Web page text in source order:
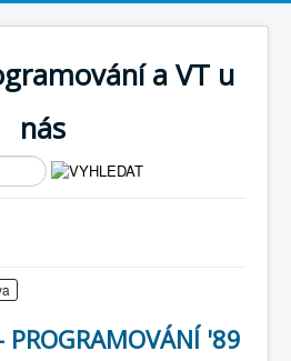
a VT u
nás
'89